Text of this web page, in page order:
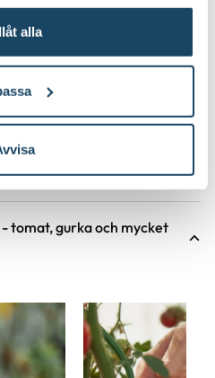
alla
Till
tomat, gurka och mycket